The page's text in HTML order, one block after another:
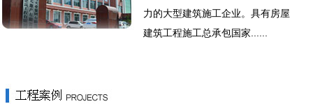
力的大型建筑施工企业。具有房屋
建筑工程施工总承包国家......